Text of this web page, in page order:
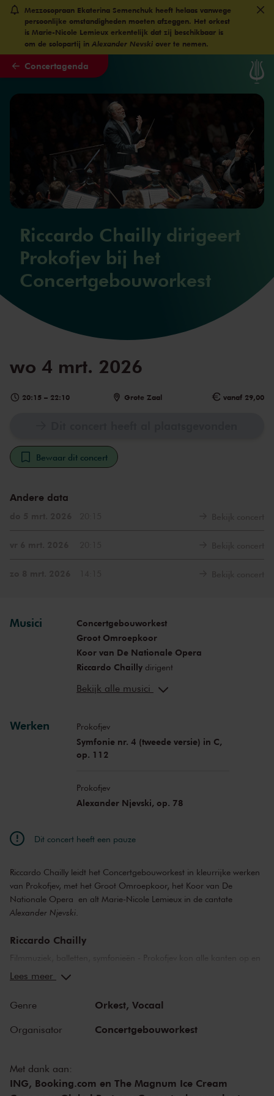
Naar hoofdcontent
Concertagenda
Mezzosopraan Ekaterina Semenchuk heeft helaas vanwege
persoonlijke omstandigheden moeten afzeggen. Het orkest
is Marie-Nicole Lemieux erkentelijk dat zij beschikbaar is
om de solopartij in Alexander Nevski over te nemen.
Riccardo Chailly dirigeert
Prokofjev bij het
Concertgebouworkest
wo 4 mrt. 2026
20:15 – 22:10 Grote Zaal vanaf 29,00
Bewaar dit concert
Andere data
Musici
Concertgebouworkest
Groot Omroepkoor
Koor van De Nationale Opera
Riccardo Chaillydirigent
Marie-Nicole Lemieux
Bekijk alle musici
Werken Prokofjev
Symfonie nr. 4 (tweede versie) in C,
op. 112
Prokofjev
Alexander Njevski, op. 78
Dit concert heeft een pauze
Riccardo Chailly leidt het Concertgebouworkest in kleurrijke werken
van Prokofjev, met het Groot Omroepkoor, het Koor van De
Nationale Opera en alt Marie-Nicole Lemieux in de cantate
Alexander Njevski
Riccardo Chailly
Filmmuziek, balletten, symfonieën - Prokofjev kon alle kanten op en
zat zelden verlegen om pakkende melodieën. De orkesttovenaar
gezelschap krijgt van het Groot Omroepkoor en de gevierde alt
Marie-Nicole Lemieux. Voor de pauze klinkt Prokofjevs avontuurlijke,
veel te onbekende
Vierde symfonie
Prokofjev
Alexander Njevskiwas het resultaat van een bijzondere
Lees meer
Genre Orkest, Vocaal
Organisator Concertgebouworkest
Met dank aan:
ING, Booking.com en The Magnum Ice Cream